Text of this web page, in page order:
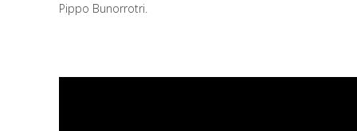
Pippo Bunorrotri.